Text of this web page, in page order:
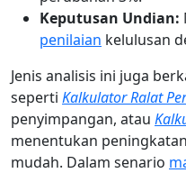
Keputusan Undian:
penilaian kelulusan
Jenis analisis ini juga
seperti Kalkulator Ralat
penyimpangan, atau
menentukan
mudah. Dalam senario